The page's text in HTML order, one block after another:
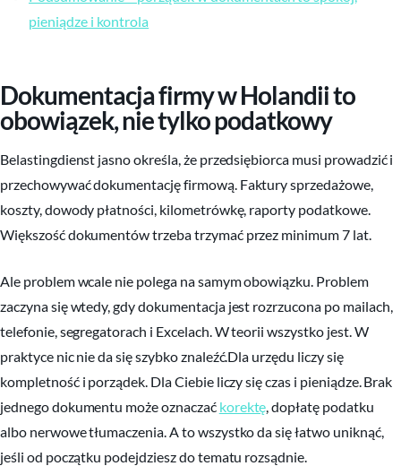
pieniądze i kontrola
Dokumentacja firmy w Holandii to
obowiązek, nie tylko podatkowy
Belastingdienst jasno określa, że przedsiębiorca musi prowadzić i
przechowywać dokumentację firmową. Faktury sprzedażowe,
koszty, dowody płatności, kilometrówkę, raporty podatkowe.
Większość dokumentów trzeba trzymać przez minimum 7 lat.
Ale problem wcale nie polega na samym obowiązku. Problem
zaczyna się wtedy, gdy dokumentacja jest rozrzucona po mailach,
telefonie, segregatorach i Excelach. W teorii wszystko jest. W
praktyce nic nie da się szybko znaleźć.Dla urzędu liczy się
kompletność i porządek. Dla Ciebie liczy się czas i pieniądze. Brak
jednego dokumentu może oznaczać korektę, dopłatę podatku
albo nerwowe tłumaczenia. A to wszystko da się łatwo uniknąć,
jeśli od początku podejdziesz do tematu rozsądnie.